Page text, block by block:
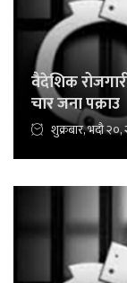
वैदेशिक
चार जना पक्राउ
शुक्रबार, भदौ